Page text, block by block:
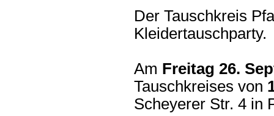
Der Tauschkreis
Kleidertauschparty.
Am Freitag 26.
Tauschkreises von
Scheyerer Str. 4 in